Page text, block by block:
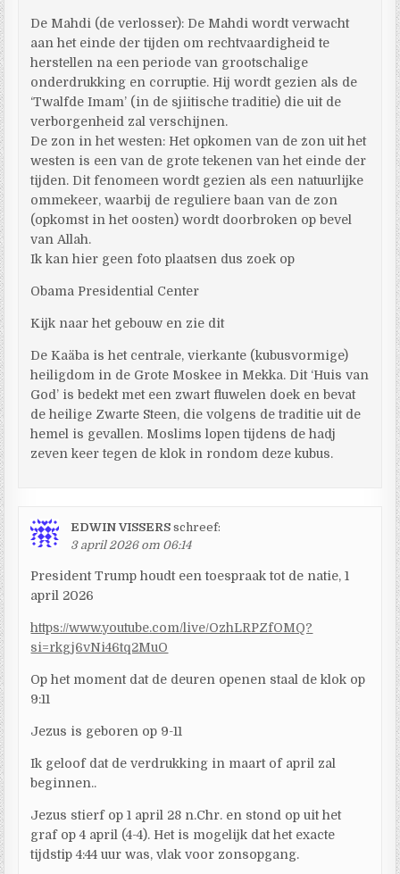
De Mahdi (de verlosser): De Mahdi wordt verwacht
aan het einde der tijden om rechtvaardigheid te
herstellen na een periode van grootschalige
onderdrukking en corruptie. Hij wordt gezien als de
‘Twalfde Imam’ (in de sjiitische traditie) die uit de
verborgenheid zal verschijnen.
De zon in het westen: Het opkomen van de zon uit het
westen is een van de grote tekenen van het einde der
tijden. Dit fenomeen wordt gezien als een natuurlijke
ommekeer, waarbij de reguliere baan van de zon
(opkomst in het oosten) wordt doorbroken op bevel
van Allah.
Ik kan hier geen foto plaatsen dus zoek op
Obama Presidential Center
Kijk naar het gebouw en zie dit
De Kaäba is het centrale, vierkante (kubusvormige)
heiligdom in de Grote Moskee in Mekka. Dit ‘Huis van
God’ is bedekt met een zwart fluwelen doek en bevat
de heilige Zwarte Steen, die volgens de traditie uit de
hemel is gevallen. Moslims lopen tijdens de hadj
zeven keer tegen de klok in rondom deze kubus.
EDWIN VISSERS schreef:
3 april 2026 om 06:14
President Trump houdt een toespraak tot de natie, 1
april 2026
https://www.youtube.com/live/OzhLRPZfOMQ?
si=rkgj6vNi46tq2MuO
Op het moment dat de deuren openen staal de klok op
9:11
Jezus is geboren op 9-11
Ik geloof dat de verdrukking in maart of april zal
beginnen..
Jezus stierf op 1 april 28 n.Chr. en stond op uit het
graf op 4 april (4-4). Het is mogelijk dat het exacte
tijdstip 4:44 uur was, vlak voor zonsopgang.